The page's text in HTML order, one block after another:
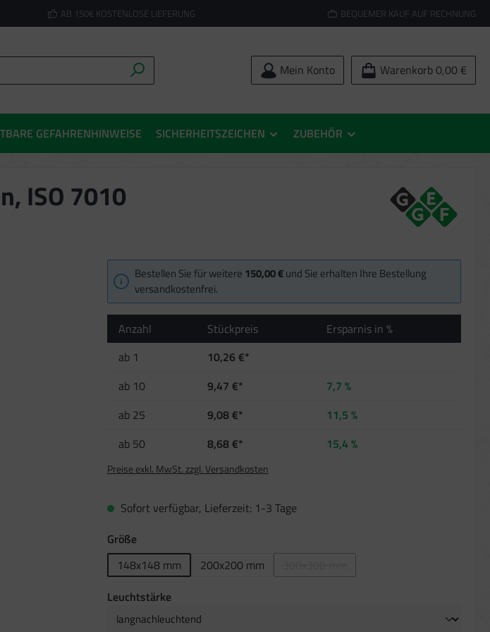
AB 150€ KOSTENLOSE LIEFERUNG BEQUEMER KAUF AUF RECHNUNG
Mein Konto Warenkorb 0,00 €
GEFAHRENHINWEISE SICHERHEITSZEICHEN ZUBEHÖR
ISO 7010
Bestellen Sie für weitere 150,00 €und Sie erhalten Ihre Bestellung
versandkostenfrei.
Anzahl Stückpreis
Ersparnis in %
ab 1
10,26 €*
ab 10 9,47 €*
7,7 %
ab 25 9,08 €*
11,5 %
ab 50 8,68 €* 15,4 %
Preise exkl. MwSt. zzgl. Versandkosten
Sofort verfügbar, Lieferzeit: 1-3 Tage
Größeauswählen
148x148 mm
200x200 mm
Leuchtstärkeauswählen